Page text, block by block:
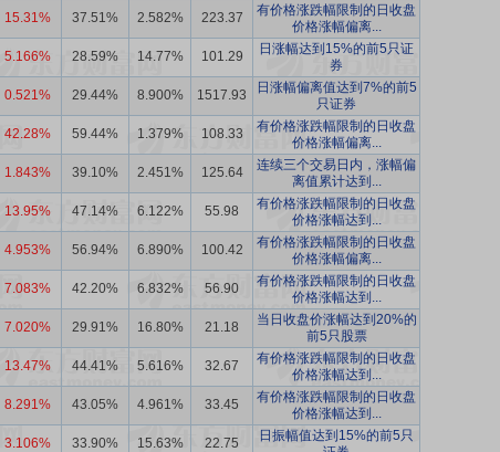
15.31% 37.51% 2.582% 223.37
有价格涨跌幅限制的日收盘
价格涨幅偏离...
5.166% 28.59% 14.77% 101.29
日涨幅达到15%的前5只证
券
0.521% 29.44% 8.900% 1517.93
日涨幅偏离值达到7%的前5
只证券
42.28% 59.44% 1.379% 108.33
有价格涨跌幅限制的日收盘
价格涨幅偏离...
1.843% 39.10% 2.451% 125.64
连续三个交易日内，涨幅偏
离值累计达到...
13.95% 47.14% 6.122% 55.98
有价格涨跌幅限制的日收盘
价格涨幅达到...
4.953% 56.94% 6.890% 100.42
有价格涨跌幅限制的日收盘
价格涨幅偏离...
7.083% 42.20% 6.832% 56.90
有价格涨跌幅限制的日收盘
价格涨幅达到...
7.020% 29.91% 16.80% 21.18
当日收盘价涨幅达到20%的
前5只股票
13.47% 44.41% 5.616% 32.67
有价格涨跌幅限制的日收盘
价格涨幅达到...
8.291% 43.05% 4.961% 33.45
有价格涨跌幅限制的日收盘
价格涨幅达到...
3.106% 33.90% 15.63% 22.75
日振幅值达到15%的前5只